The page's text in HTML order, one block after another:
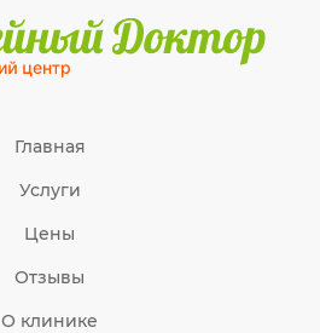
Главная
Услуги
Цены
Отзывы
О клинике